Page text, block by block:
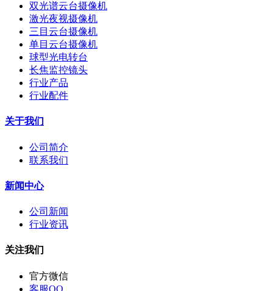
双光谱云台摄像机
激光夜视摄像机
三目云台摄像机
单目云台摄像机
球型光电转台
长焦监控镜头
行业产品
行业配件
关于我们
公司简介
联系我们
新闻中心
公司新闻
行业资讯
关注我们
官方微信
客服QQ